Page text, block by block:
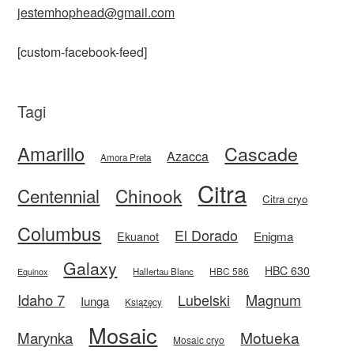
jestemhophead@gmail.com
[custom-facebook-feed]
Tagi
Amarillo Amora Preta Azacca Cascade
Centennial Chinook Citra Citra cryo
Columbus Ekuanot El Dorado Enigma
Equinox Galaxy Hallertau Blanc HBC 586 HBC 630
Idaho 7 Iunga Książęcy Lubelski
Magnum
Marynka
Mosaic Mosaic cryo Motueka